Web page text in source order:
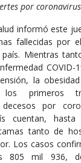
por
informó este
fallecidas por
país. Mientras
COVID-
la
los primeros
por
cuentan,
tanto de
Los casos
805 mil 936,